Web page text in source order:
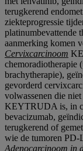
terugkerend
ziekteprogressie
platinumbevattende
aanmerking komen
Cervixcarcinoom
chemoradiotherapie
brachytherapie),
gevorderd
volwassenen die
KEYTRUDA is, in
bevacizumab,
terugkerend of
wie de tumoren PD-
Adenocarcinoom in